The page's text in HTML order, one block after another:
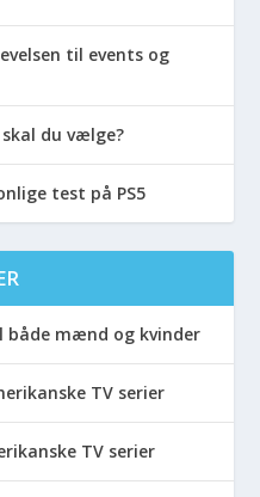
til events og
du vælge?
test på PS5
både mænd og kvinder
TV serier
TV serier